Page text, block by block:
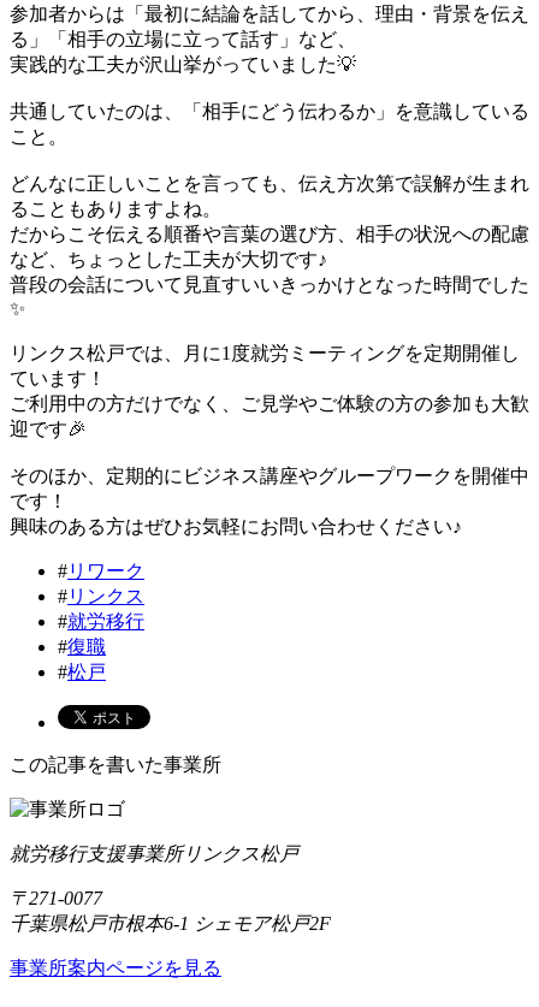
参加者からは「最初に結論を話してから、理由・背景を伝え
る」「相手の立場に立って話す」など、
実践的な工夫が沢山挙がっていました💡
共通していたのは、「相手にどう伝わるか」を意識している
こと。
どんなに正しいことを言っても、伝え方次第で誤解が生まれ
ることもありますよね。
だからこそ伝える順番や言葉の選び方、相手の状況への配慮
など、ちょっとした工夫が大切です♪
普段の会話について見直すいいきっかけとなった時間でした
✨️
リンクス松戸では、月に1度就労ミーティングを定期開催し
ています！
ご利用中の方だけでなく、ご見学やご体験の方の参加も大歓
迎です🎉
そのほか、定期的にビジネス講座やグループワークを開催中
です！
興味のある方はぜひお気軽にお問い合わせください♪
#リワーク
#リンクス
#就労移行
#復職
#松戸
この記事を書いた事業所
就労移行支援事業所リンクス松戸
〒271-0077
千葉県松戸市根本6-1 シェモア松戸2F
事業所案内ページを見る